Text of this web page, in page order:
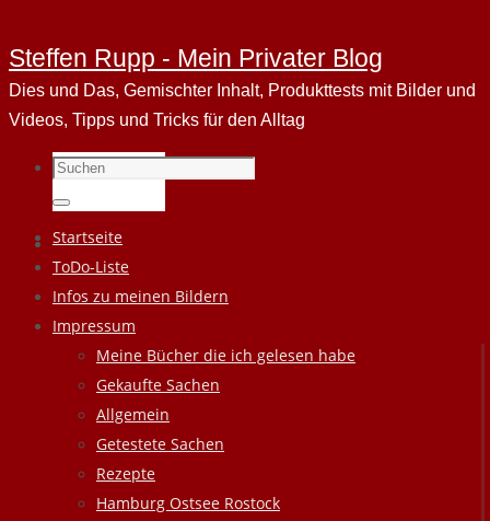
Steffen Rupp - Mein Privater Blog
Dies und Das, Gemischter Inhalt, Produkttests mit Bilder und
Videos, Tipps und Tricks für den Alltag
Suchen
nach:
Suchen
Zum
Inhalt
springen
Startseite
ToDo-Liste
Infos zu meinen Bildern
Impressum
Meine Bücher die ich gelesen habe
Gekaufte Sachen
Allgemein
Getestete Sachen
Rezepte
Hamburg Ostsee Rostock